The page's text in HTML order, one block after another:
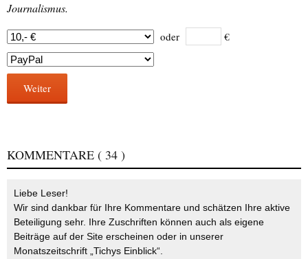
Journalismus.
oder €
Weiter
KOMMENTARE ( 34 )
Liebe Leser!
Wir sind dankbar für Ihre Kommentare und schätzen Ihre aktive
Beteiligung sehr. Ihre Zuschriften können auch als eigene
Beiträge auf der Site erscheinen oder in unserer
Monatszeitschrift „Tichys Einblick“.